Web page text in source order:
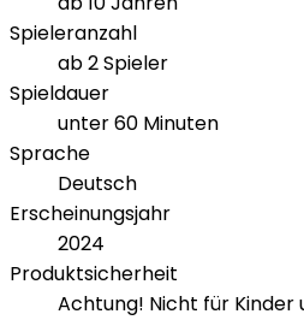
Spieleranzahl
ab 2 Spieler
Spieldauer
unter 60 Minuten
Sprache
Deutsch
Erscheinungsjahr
2024
Produktsicherheit
Achtung! Nicht für